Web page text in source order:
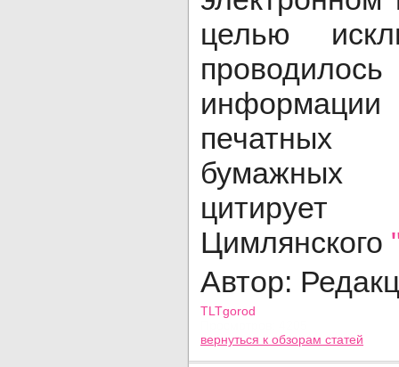
целью
информации
бумажных
Цимлянского
Автор:
TLTgorod
вернуться к обзорам статей